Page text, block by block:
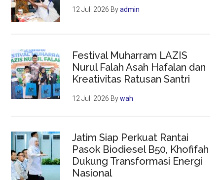
12 Juli 2026 Byadmin
Festival Muharram LAZIS
Nurul Falah Asah Hafalan dan
Kreativitas Ratusan Santri
12 Juli 2026 Bywah
Jatim Siap Perkuat Rantai
Pasok Biodiesel B50, Khofifah
Dukung Transformasi Energi
Nasional